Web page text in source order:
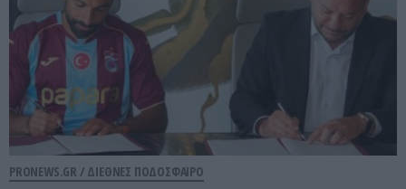
PRONEWS.GR / ΔΙΕΘΝΕΣ ΠΟΔΟΣΦΑΙΡΟ